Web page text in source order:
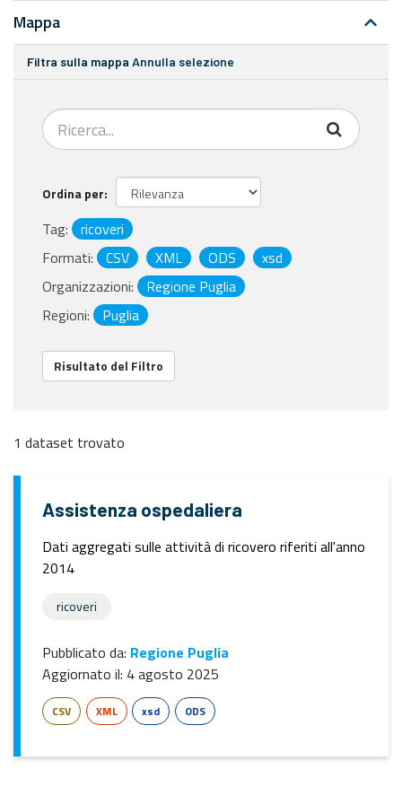
Mappa
Filtra sulla mappa Annulla selezione
Ordina per
Tag:
ricoveri
Formati:
CSV XML ODS
xsd
Organizzazioni:
Regione Puglia
Regioni:
Puglia
Risultato del Filtro
1 dataset trovato
Assistenza ospedaliera
Dati aggregati sulle attività di ricovero riferiti all'anno
2014
ricoveri
Pubblicato da: Regione Puglia
Aggiornato il: 4 agosto 2025
CSV XML xsd ODS